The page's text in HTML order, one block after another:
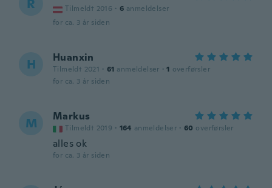
R Tilmeldt 2016 · 6 anmeldelser
for ca. 3 år siden
H Huanxin
Tilmeldt 2021 · 61 anmeldelser · 1 overførsler
for ca. 3 år siden
M Markus
Tilmeldt 2019 · 164 anmeldelser · 60 overførsler
alles ok
for ca. 3 år siden